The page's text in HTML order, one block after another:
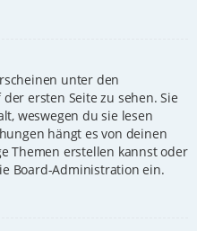
unter den
ersten Seite zu sehen. Sie
weswegen du sie lesen
hängt es von deinen
Themen erstellen kannst oder
Board-Administration ein.